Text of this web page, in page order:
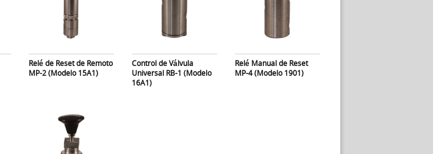
Relé de Reset de Remoto
MP-2 (Modelo 15A1)
Control de Válvula
Universal RB-1 (Modelo
16A1)
Relé Manual de Reset
MP-4 (Modelo 1901)